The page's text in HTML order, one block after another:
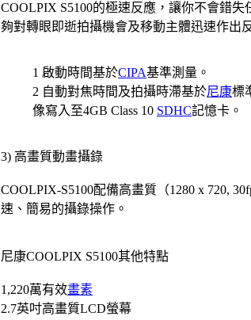
COOLPIX S5100的極速反應，讓你不會錯
夠對轉眼即逝拍攝機會及移動主體迅速作出
1 啟動時間基於CIPA基準測量。
2 自動對焦時間及拍攝時滯基於尼康標
像寫入至4GB Class 10 SDHC記憶卡。
3) 高畫質動畫攝錄
COOLPIX-S5100配備高畫質（1280 x 720,
速、簡易的攝錄操作。
尼康COOLPIX S5100其他特點
1,220萬有效畫素
2.7英吋高畫質LCD螢幕